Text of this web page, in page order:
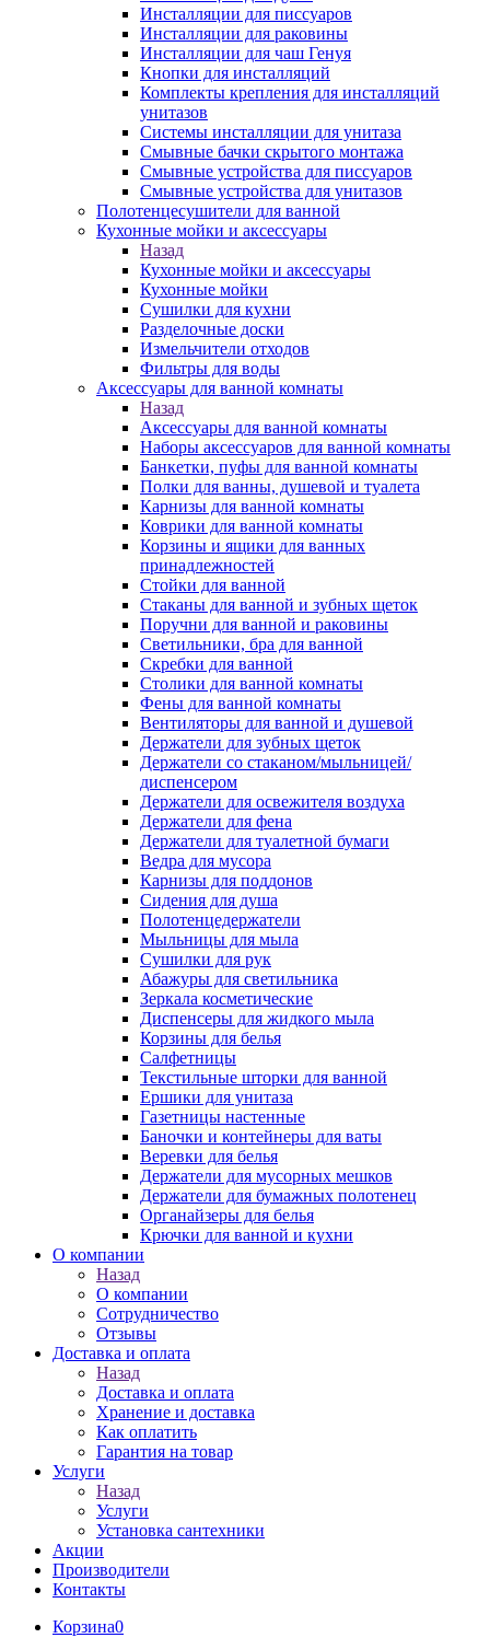
Инсталляции для писсуаров
Инсталляции для раковины
Инсталляции для чаш Генуя
Кнопки для инсталляций
Комплекты крепления для инсталляций
унитазов
Системы инсталляции для унитаза
Смывные бачки скрытого монтажа
Смывные устройства для писсуаров
Смывные устройства для унитазов
Полотенцесушители для ванной
Кухонные мойки и аксессуары
Назад
Кухонные мойки и аксессуары
Кухонные мойки
Сушилки для кухни
Разделочные доски
Измельчители отходов
Фильтры для воды
Аксессуары для ванной комнаты
Назад
Аксессуары для ванной комнаты
Наборы аксессуаров для ванной комнаты
Банкетки, пуфы для ванной комнаты
Полки для ванны, душевой и туалета
Карнизы для ванной комнаты
Коврики для ванной комнаты
Корзины и ящики для ванных
принадлежностей
Стойки для ванной
Стаканы для ванной и зубных щеток
Поручни для ванной и раковины
Светильники, бра для ванной
Скребки для ванной
Столики для ванной комнаты
Фены для ванной комнаты
Вентиляторы для ванной и душевой
Держатели для зубных щеток
Держатели со стаканом/мыльницей/
диспенсером
Держатели для освежителя воздуха
Держатели для фена
Держатели для туалетной бумаги
Ведра для мусора
Карнизы для поддонов
Сидения для душа
Полотенцедержатели
Мыльницы для мыла
Сушилки для рук
Абажуры для светильника
Зеркала косметические
Диспенсеры для жидкого мыла
Корзины для белья
Салфетницы
Текстильные шторки для ванной
Ершики для унитаза
Газетницы настенные
Баночки и контейнеры для ваты
Веревки для белья
Держатели для мусорных мешков
Держатели для бумажных полотенец
Органайзеры для белья
Крючки для ванной и кухни
О компании
Назад
О компании
Сотрудничество
Отзывы
Доставка и оплата
Назад
Доставка и оплата
Хранение и доставка
Как оплатить
Гарантия на товар
Услуги
Назад
Услуги
Установка сантехники
Акции
Производители
Контакты
Корзина0